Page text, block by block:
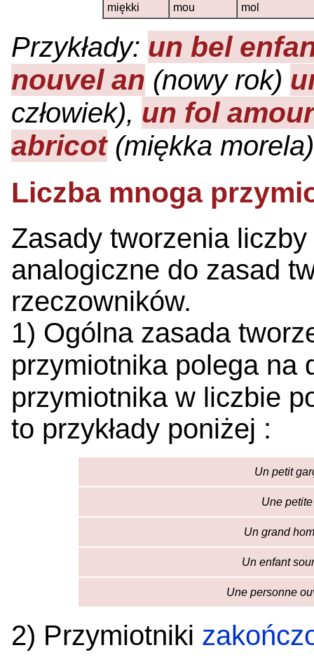
miękki
mou mol
Przykłady: un bel
nouvel an (nowy rok)
człowiek), un fol amour
abricot(miękka morela)
Liczba mnoga
Zasady tworzenia
analogiczne do zasad
rzeczowników.
1) Ogólna zasada
przymiotnika polega na
przymiotnika w liczbie
to przykłady poniżej :
Un petit
Une
Un grand
Un enfant
Une personne
2) Przymiotniki